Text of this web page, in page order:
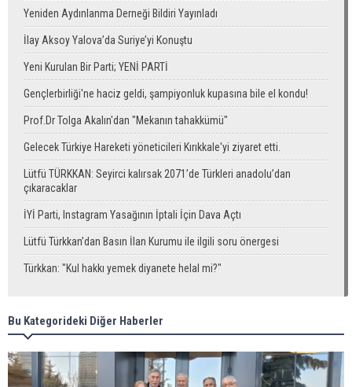
Yeniden Aydınlanma Derneği Bildiri Yayınladı
İlay Aksoy Yalova’da Suriye’yi Konuştu
Yeni Kurulan Bir Parti; YENİ PARTİ
Gençlerbirliği'ne haciz geldi, şampiyonluk kupasına bile el kondu!
Prof.Dr Tolga Akalın'dan "Mekanın tahakkümü"
Gelecek Türkiye Hareketi yöneticileri Kırıkkale'yi ziyaret etti.
Lütfü TÜRKKAN: Seyirci kalırsak 2071’de Türkleri anadolu’dan
çıkaracaklar
İYİ Parti, Instagram Yasağının İptali İçin Dava Açtı
Lütfü Türkkan’dan Basın İlan Kurumu ile ilgili soru önergesi
Türkkan: "Kul hakkı yemek diyanete helal mi?"
Bu Kategorideki Diğer Haberler